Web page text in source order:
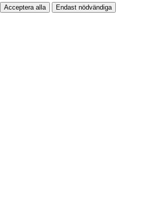
Acceptera alla Endast nödvändiga